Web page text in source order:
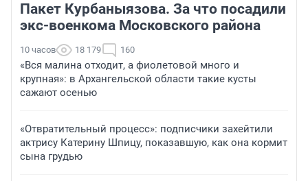
Пакет Курбаныязова. За что посадили
экс-военкома Московского района
10 часов 18 179 160
«Вся малина отходит, а фиолетовой много и
крупная»: в Архангельской области такие кусты
сажают осенью
«Отвратительный процесс»: подписчики захейтили
актрису Катерину Шпицу, показавшую, как она кормит
сына грудью